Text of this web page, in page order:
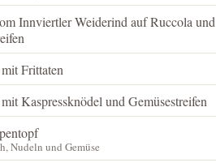
Innviertler Weiderind auf Ruccola und
Frittaten
Kaspressknödel und Gemüsestreifen
Nudeln und Gemüse